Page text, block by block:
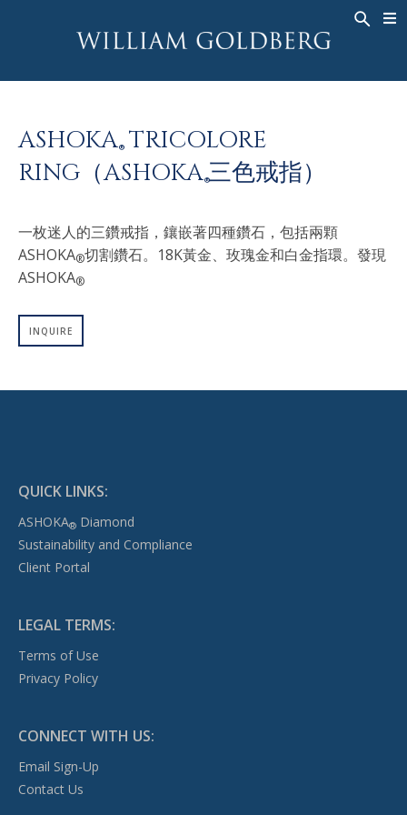
高級珠寶
男戒
項鍊
耳飾
手鐲
彩钻
ASHOKA 珠宝
戒指
BANDS
項鍊
吊墜
手鐲
钟表
歷史
ASHOKA®
ASHOKA®TRICOLORE
RING（ASHOKA®三色戒指）
一枚迷人的三鑽戒指，鑲嵌著四種鑽石，包括兩顆
ASHOKA®切割鑽石。18K黃金、玫瑰金和白金指環。發現
ASHOKA®
INQUIRE
QUICK LINKS:
ASHOKA®Diamond
Sustainability and Compliance
Client Portal
LEGAL TERMS:
Terms of Use
Privacy Policy
CONNECT WITH US:
Email Sign-Up
Contact Us